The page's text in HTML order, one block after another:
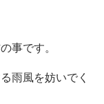
事です。
雨風を妨いでく